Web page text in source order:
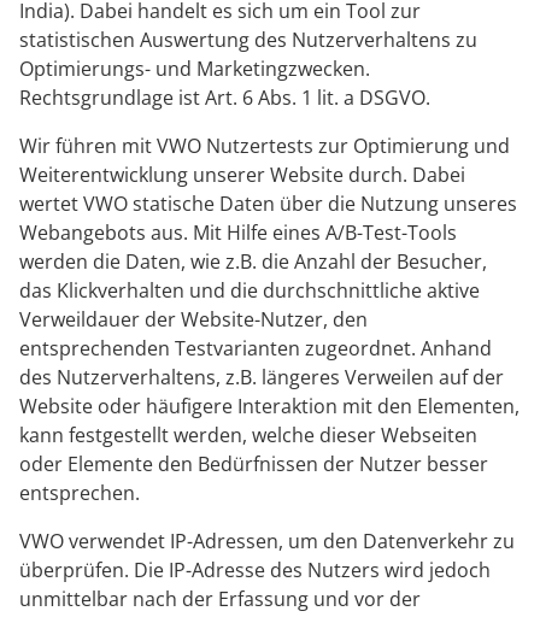
India). Dabei handelt es sich um ein Tool zur
statistischen Auswertung des Nutzerverhaltens zu
Optimierungs- und Marketingzwecken.
Rechtsgrundlage ist Art. 6 Abs. 1 lit. a DSGVO.
Wir führen mit VWO Nutzertests zur Optimierung und
Weiterentwicklung unserer Website durch. Dabei
wertet VWO statische Daten über die Nutzung unseres
Webangebots aus. Mit Hilfe eines A/B-Test-Tools
werden die Daten, wie z.B. die Anzahl der Besucher,
das Klickverhalten und die durchschnittliche aktive
Verweildauer der Website-Nutzer, den
entsprechenden Testvarianten zugeordnet. Anhand
des Nutzerverhaltens, z.B. längeres Verweilen auf der
Website oder häufigere Interaktion mit den Elementen,
kann festgestellt werden, welche dieser Webseiten
oder Elemente den Bedürfnissen der Nutzer besser
entsprechen.
VWO verwendet IP-Adressen, um den Datenverkehr zu
überprüfen. Die IP-Adresse des Nutzers wird jedoch
unmittelbar nach der Erfassung und vor der